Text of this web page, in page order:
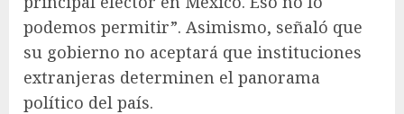
podemos permitir”. Asimismo, señaló que
su gobierno no aceptará que instituciones
extranjeras determinen el panorama
político del país.